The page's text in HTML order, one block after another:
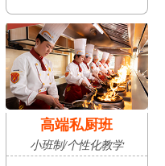
高端私厨班
小班制/个性化教学